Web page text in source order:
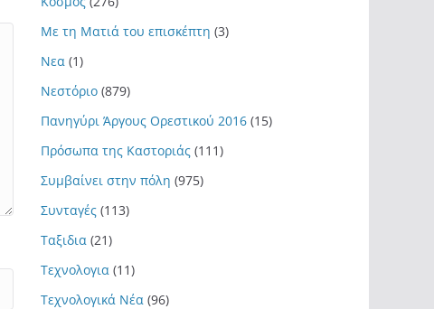
Με τη Ματιά του επισκέπτη (3)
Νεα (1)
Νεστόριο (879)
Πανηγύρι Άργους Ορεστικού 2016 (15)
Πρόσωπα της Καστοριάς (111)
Συμβαίνει στην πόλη (975)
Συνταγές (113)
Ταξιδια (21)
Τεχνολογια (11)
Τεχνολογικά Νέα (96)